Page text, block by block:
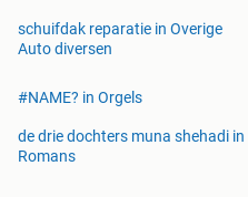
schuifdak reparatie in Overige
Auto diversen
#NAME? in Orgels
de drie dochters muna shehadi in
Romans